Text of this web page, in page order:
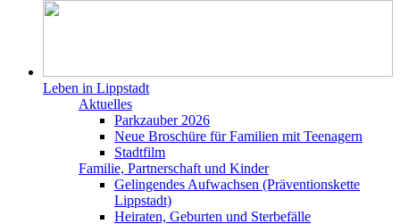
Leben in Lippstadt
Aktuelles
Parkzauber 2026
Neue Broschüre für Familien mit Teenagern
Stadtfilm
Familie, Partnerschaft und Kinder
Gelingendes Aufwachsen (Präventionskette
Lippstadt)
Heiraten, Geburten und Sterbefälle